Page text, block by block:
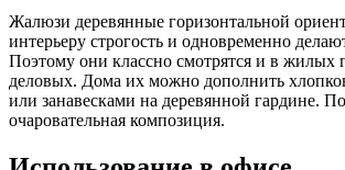
Жалюзи деревянные горизонтальной
интерьеру строгость и одновременно
Поэтому они классно смотрятся и в жилых
деловых. Дома их можно дополнить
или занавесками на деревянной гардине.
очаровательная композиция.